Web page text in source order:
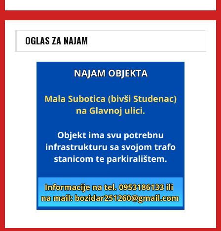
OGLAS ZA NAJAM